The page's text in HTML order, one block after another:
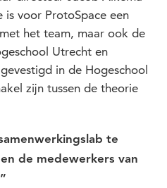
voor ProtoSpace een
het team, maar ook de
Utrecht en
in de Hogeschool
zijn tussen de theorie
te
de medewerkers van